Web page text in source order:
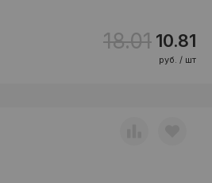
18.01 10.81
руб. / шт